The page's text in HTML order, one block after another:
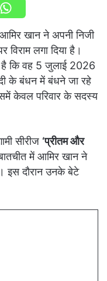
खान ने अपनी निजी
लगा दिया है।
है कि वह 5 जुलाई 2026
के बंधन में बंधने जा रहे
केवल परिवार के सदस्य
सीरीज ‘प्रीतम और
में आमिर खान ने
इस दौरान उनके बेटे